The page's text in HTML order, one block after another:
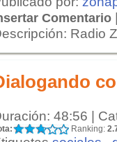
Comentario |
Radio
48:56 |
Ranking: